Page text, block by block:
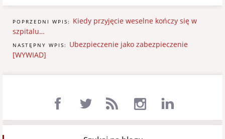
POPRZEDNI WPIS: Kiedy przyjęcie weselne kończy się w
szpitalu…
NASTĘPNY WPIS: Ubezpieczenie jako zabezpieczenie
[WYWIAD]